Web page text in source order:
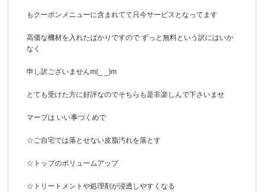
もクーポンメニューに含まれてて只今サービスとなってます
高価な機材を入れたばかりですので ずっと無料という訳にはいか
なく
申し訳ございませんm(_ _)m
とても受けた方に好評なのでそちらも是非楽しんで下さいませ
マーブは いい事づくめで
☆ご自宅では落とせない皮脂汚れを落とす
☆トップのボリュームアップ
☆トリートメントや処理剤が浸透しやすくなる